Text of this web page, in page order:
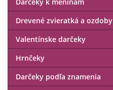
Drevené zvieratká a ozdoby
Valentínske darčeky
Hrnčeky
Darčeky podľa znamenia